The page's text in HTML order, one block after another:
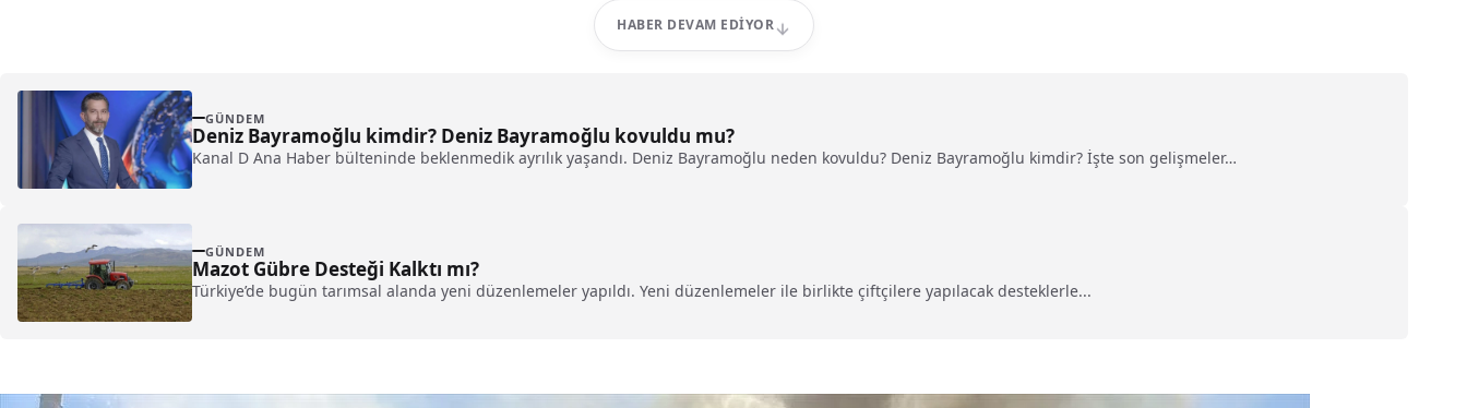
HABER DEVAM EDIYOR
GÜNDEM
Deniz Bayramoğlu kimdir? Deniz Bayramoğlu kovuldu mu?
Kanal D Ana Haber bülteninde beklenmedik ayrılık yaşandı. Deniz Bayramoğlu neden kovuldu? Deniz Bayramoğlu kimdir? İşte son gelişmeler…
GÜNDEM
Mazot Gübre Desteği Kalktı mı?
Türkiye’de bugün tarımsal alanda yeni düzenlemeler yapıldı. Yeni düzenlemeler ile birlikte çiftçilere yapılacak desteklerle...